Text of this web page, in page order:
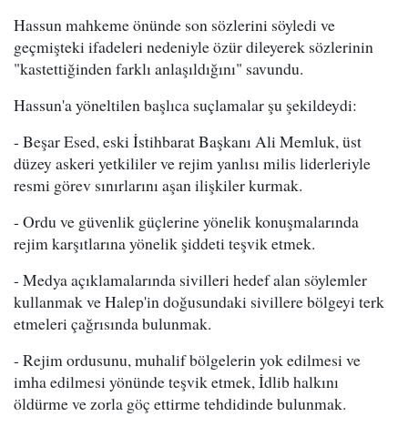
Hassun mahkeme önünde son sözlerini söyledi ve
geçmişteki ifadeleri nedeniyle özür dileyerek sözlerinin
"kastettiğinden farklı anlaşıldığını" savundu.
Hassun'a yöneltilen başlıca suçlamalar şu şekildeydi:
- Beşar Esed, eski İstihbarat Başkanı Ali Memluk, üst
düzey askeri yetkililer ve rejim yanlısı milis liderleriyle
resmi görev sınırlarını aşan ilişkiler kurmak.
- Ordu ve güvenlik güçlerine yönelik konuşmalarında
rejim karşıtlarına yönelik şiddeti teşvik etmek.
- Medya açıklamalarında sivilleri hedef alan söylemler
kullanmak ve Halep'in doğusundaki sivillere bölgeyi terk
etmeleri çağrısında bulunmak.
- Rejim ordusunu, muhalif bölgelerin yok edilmesi ve
imha edilmesi yönünde teşvik etmek, İdlib halkını
öldürme ve zorla göç ettirme tehdidinde bulunmak.